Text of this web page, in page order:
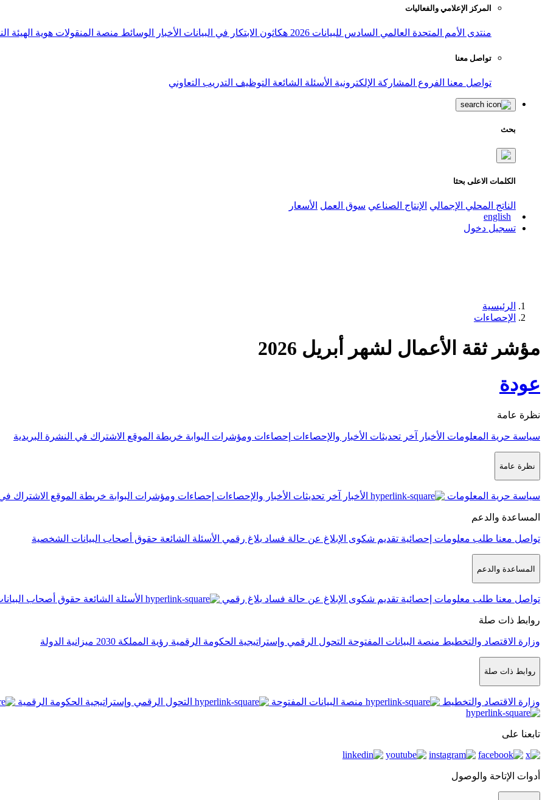
المركز الإعلامي والفعاليات
منتدى الأمم المتحدة العالمي السادس للبيانات 2026 هكاثون الابتكار في البيانات الأخبار الوسائط منصة المنقولات هوية الهيئة
تواصل معنا
تواصل معنا الفروع المشاركة الإلكترونية الأسئلة الشائعة التوظيف التدريب التعاوني
بحث
الكلمات الاعلى بحثا
الناتج المحلي الإجمالي الإنتاج الصناعي سوق العمل الأسعار
english
تسجيل دخول
الرئيسية
الإحصاءات
مؤشر ثقة الأعمال لشهر أبريل 2026
عودة
نظرة عامة
سياسة حرية المعلومات الأخبار آخر تحديثات الأخبار والإحصاءات إحصاءات ومؤشرات البوابة خريطة الموقع الاشتراك في النشرة البريدية
نظرة عامة
سياسة حرية المعلومات الأخبار آخر تحديثات الأخبار والإحصاءات إحصاءات ومؤشرات البوابة خريطة الموقع الاشتراك
المساعدة والدعم
تواصل معنا طلب معلومات إحصائية تقديم شكوى الإبلاغ عن حالة فساد بلاغ رقمي الأسئلة الشائعة حقوق أصحاب البيانات الشخصية
المساعدة والدعم
تواصل معنا طلب معلومات إحصائية تقديم شكوى الإبلاغ عن حالة فساد بلاغ رقمي الأسئلة الشائعة حقوق أصحاب
روابط ذات صلة
وزارة الاقتصاد والتخطيط منصة البيانات المفتوحة التحول الرقمي وإستراتيجية الحكومة الرقمية رؤية المملكة 2030 ميزانية الدولة
روابط ذات صلة
وزارة الاقتصاد والتخطيط منصة البيانات المفتوحة التحول الرقمي وإستراتيجية الحكومة الرقمية
تابعنا على
أدوات الإتاحة والوصول